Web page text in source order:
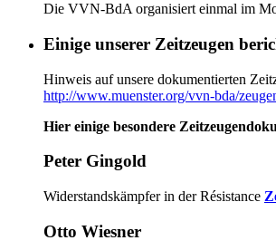
Die VVN-BdA organisiert einmal im
Einige unserer Zeitzeugen
Hinweis auf unsere dokumentierten
http://www.muenster.org/vvn-bda/
Hier einige besondere
Peter Gingold
Widerstandskämpfer in der Résistance
Otto Wiesner